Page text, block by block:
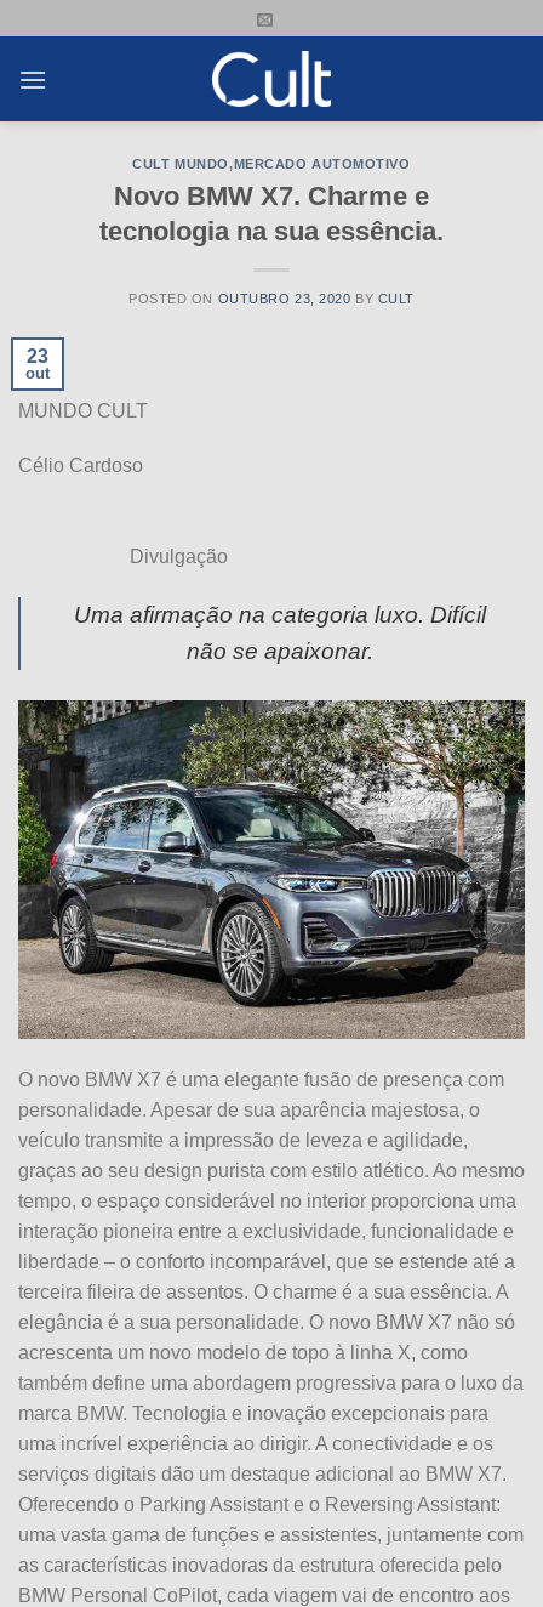
content
CULT MUNDO,MERCADO AUTOMOTIVO
Novo BMW X7. Charme e
tecnologia na sua essência.
POSTED ON OUTUBRO 23, 2020 BY CULT
23
out
MUNDO CULT
Célio Cardoso
Divulgação
Uma afirmação na categoria luxo. Difícil
não se apaixonar.
O novo BMW X7 é uma elegante fusão de presença com
personalidade. Apesar de sua aparência majestosa, o
veículo transmite a impressão de leveza e agilidade,
graças ao seu design purista com estilo atlético. Ao mesmo
tempo, o espaço considerável no interior proporciona uma
interação pioneira entre a exclusividade, funcionalidade e
liberdade – o conforto incomparável, que se estende até a
terceira fileira de assentos. O charme é a sua essência. A
elegância é a sua personalidade. O novo BMW X7 não só
acrescenta um novo modelo de topo à linha X, como
também define uma abordagem progressiva para o luxo da
marca BMW. Tecnologia e inovação excepcionais para
uma incrível experiência ao dirigir. A conectividade e os
serviços digitais dão um destaque adicional ao BMW X7.
Oferecendo o Parking Assistant e o Reversing Assistant:
uma vasta gama de funções e assistentes, juntamente com
as características inovadoras da estrutura oferecida pelo
BMW Personal CoPilot, cada viagem vai de encontro aos